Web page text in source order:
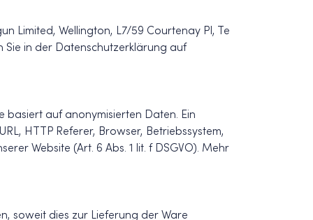
Limited, Wellington, L7/59 Courtenay Pl, Te
in der Datenschutzerklärung auf
basiert auf anonymisierten Daten. Ein
HTTP Referer, Browser, Betriebssystem,
Website (Art. 6 Abs. 1 lit. f DSGVO). Mehr
soweit dies zur Lieferung der Ware